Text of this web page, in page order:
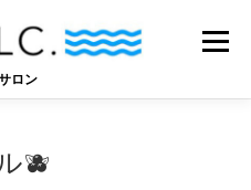
ロン
メニュー
🫐